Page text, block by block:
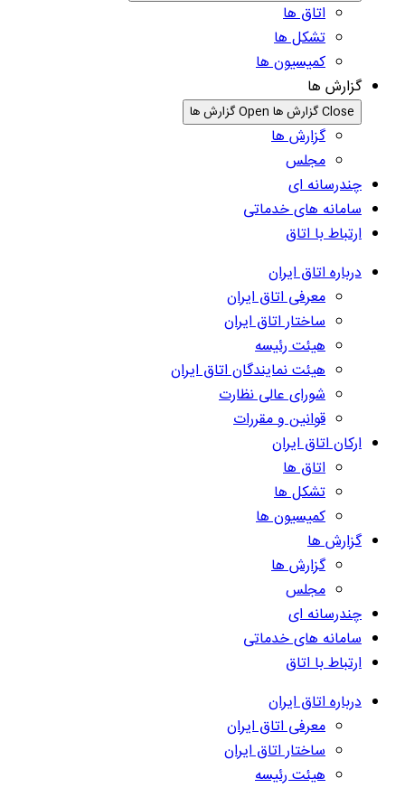
اتاق ها
تشکل ها
کمیسیون ها
گزارش ها
Close گزارش ها Open گزارش ها
گزارش ها
مجلس
چندرسانه ای
سامانه های خدماتی
ارتباط با اتاق
درباره اتاق ایران
معرفی اتاق ایران
ساختار اتاق ایران
هیئت رئیسه
هیئت نمایندگان اتاق ایران
شورای عالی نظارت
قوانین و مقررات
ارکان اتاق ایران
اتاق ها
تشکل ها
کمیسیون ها
گزارش ها
گزارش ها
مجلس
چندرسانه ای
سامانه های خدماتی
ارتباط با اتاق
درباره اتاق ایران
معرفی اتاق ایران
ساختار اتاق ایران
هیئت رئیسه